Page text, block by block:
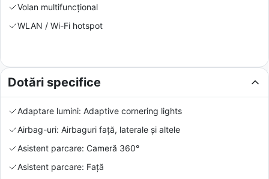
Volan multifuncțional
WLAN / Wi-Fi hotspot
Dotări specifice
Adaptare lumini: Adaptive cornering lights
Airbag-uri: Airbaguri față, laterale și altele
Asistent parcare: Cameră 360°
Asistent parcare: Față